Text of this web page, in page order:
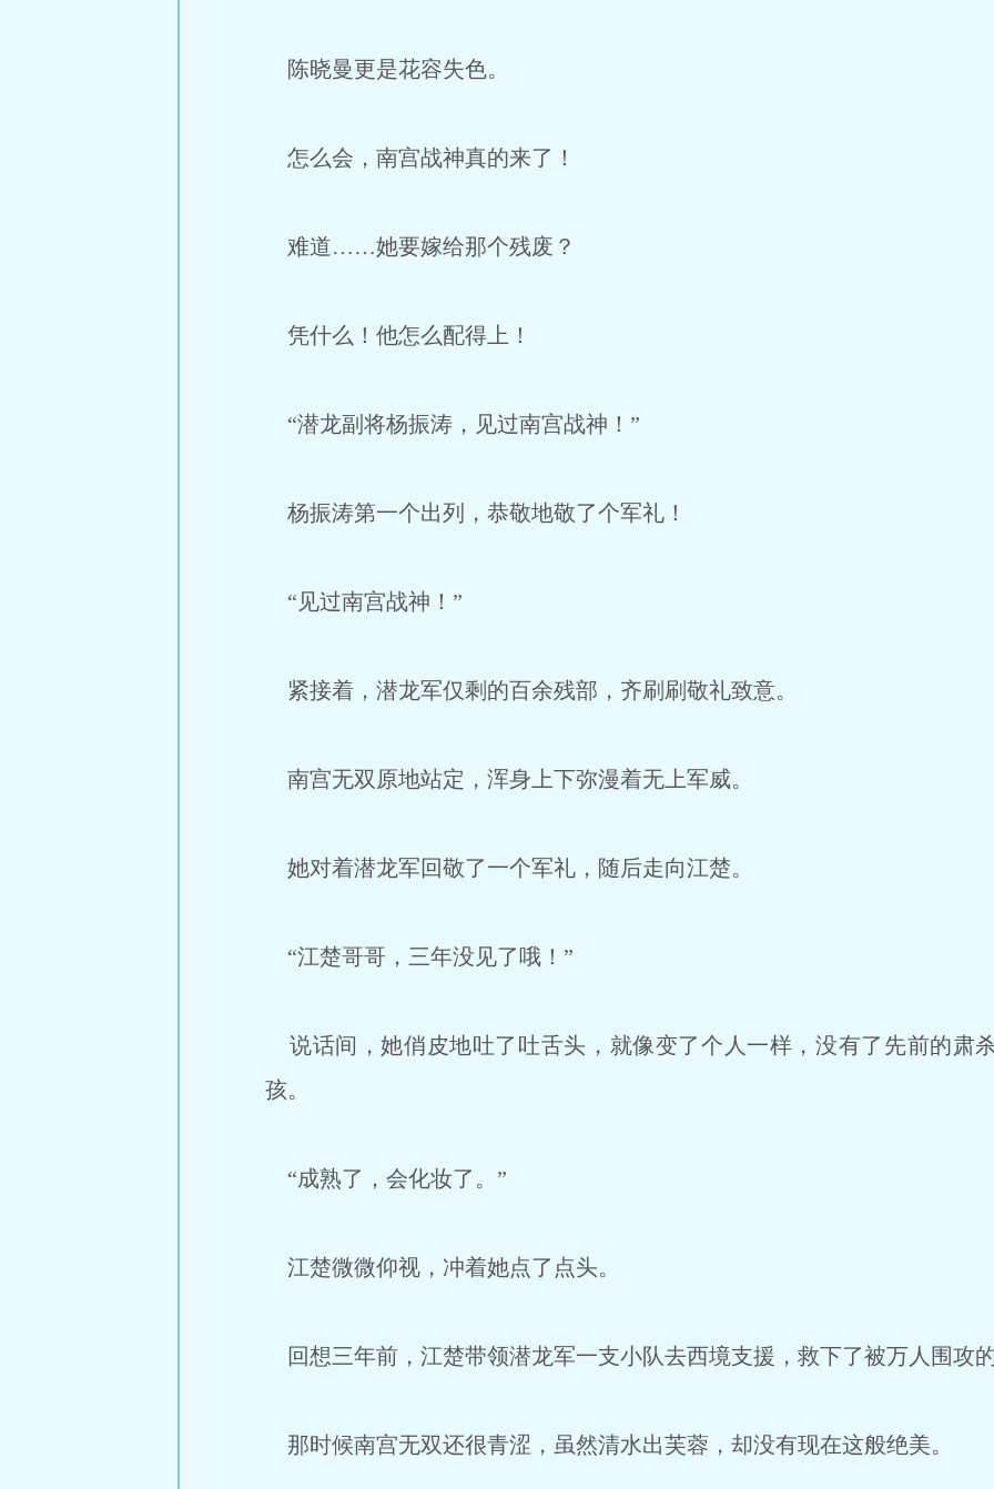
陈晓曼更是花容失色。
怎么会，南宫战神真的来了！
难道……她要嫁给那个残废？
凭什么！他怎么配得上！
“潜龙副将杨振涛，见过南宫战神！”
杨振涛第一个出列，恭敬地敬了个军礼！
“见过南宫战神！”
紧接着，潜龙军仅剩的百余残部，齐刷刷敬礼致意。
南宫无双原地站定，浑身上下弥漫着无上军威。
她对着潜龙军回敬了一个军礼，随后走向江楚。
“江楚哥哥，三年没见了哦！”
说话间，她俏皮地吐了吐舌头，就像变了个人一样，没有了先前的肃
孩。
“成熟了，会化妆了。”
江楚微微仰视，冲着她点了点头。
回想三年前，江楚带领潜龙军一支小队去西境支援，救下了被万人围攻
那时候南宫无双还很青涩，虽然清水出芙蓉，却没有现在这般绝美。